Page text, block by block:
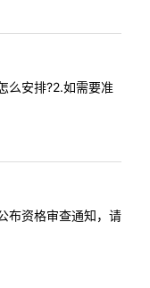
么安排?2.如需要准
布资格审查通知，请